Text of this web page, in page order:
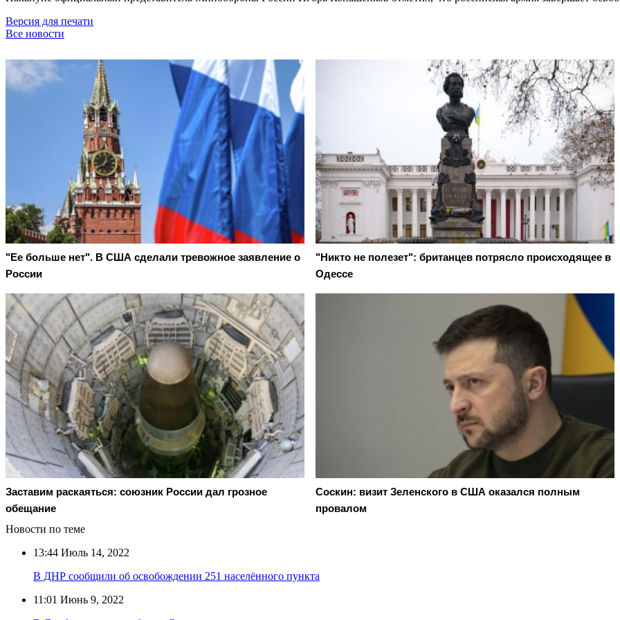
Версия для печати
Все новости
"Ее больше нет". В США сделали тревожное заявление о
России
"Никто не полезет": британцев потрясло происходящее в
Одессе
Заставим раскаяться: союзник России дал грозное
обещание
Соскин: визит Зеленского в США оказался полным
провалом
Новости по теме
13:44 Июль 14, 2022
В ДНР сообщили об освобождении 251 населённого пункта
11:01 Июнь 9, 2022